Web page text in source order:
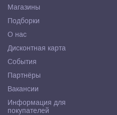
Магазины
Подборки
О нас
Дисконтная карта
События
Партнёры
Вакансии
Информация для
покупателей